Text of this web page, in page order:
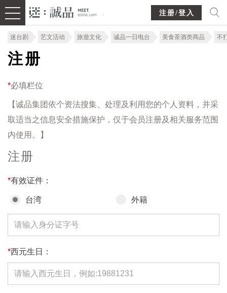
注册/登入
迷台剧 艺文活动 旅遊文化 诚品一日电台 美食茶酒类商品 不
注册
*必填栏位
【诚品集团依个资法搜集、处理及利用您的个人资料，并采
取适当之信息安全措施保护，仅于会员注册及相关服务范围
内使用。】
注册
*有效证件：
台湾 外籍
*西元生日：